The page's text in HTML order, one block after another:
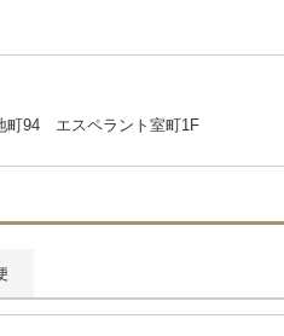
町94 エスペラント室町1F